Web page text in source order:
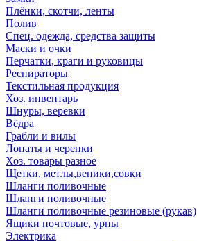
Плёнки, скотчи, ленты
Полив
Спец. одежда, средства защиты
Маски и очки
Перчатки, краги и руковицы
Респираторы
Текстильная продукция
Хоз. инвентарь
Шнуры, веревки
Вёдра
Грабли и вилы
Лопаты и черенки
Хоз. товары разное
Щетки, метлы,веники,совки
Шланги поливочные
Шланги поливочные
Шланги поливочные резиновые (рукав)
Ящики почтовые, урны
Электрика